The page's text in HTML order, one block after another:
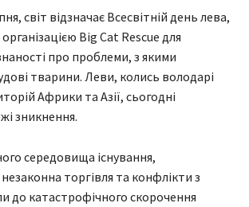
світ відзначає Всесвітній день лева,
Big Cat Rescue для
про проблеми, з якими
тварини. Леви, колись володарі
Африки та Азії, сьогодні
зникнення.
середовища існування,
торгівля та конфлікти з
до катастрофічного скорочення